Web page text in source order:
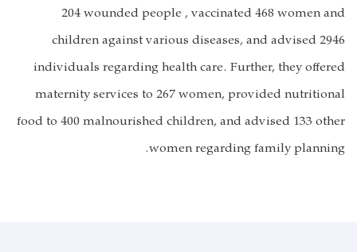
204 wounded people , vaccinated 468 women and
children against various diseases, and advised 2946
individuals regarding health care. Further, they offered
maternity services to 267 women, provided nutritional
food to 400 malnourished children, and advised 133 other
women regarding family planning.